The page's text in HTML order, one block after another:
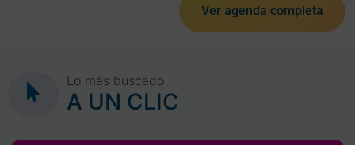
Ver agenda completa
Lo más buscado
A UN CLIC